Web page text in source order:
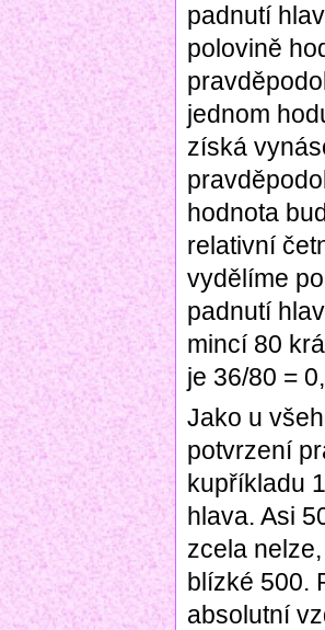
padnutí
polovině
jednom
získá
hodnota
relativní
vydělíme
padnutí
mincí 80
je 36/80 =
Jako u
potvrzení
kupříkladu
hlava. Asi
zcela
blízké 500.
absolutní